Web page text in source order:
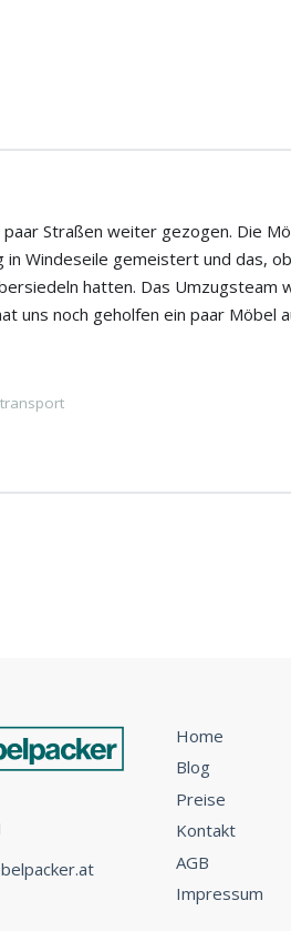
paar Straßen weiter gezogen. Die
in Windeseile gemeistert und das,
hatten. Das Umzugsteam
uns noch geholfen ein paar Möbel
Home
Blog
Preise
Kontakt
AGB
Impressum